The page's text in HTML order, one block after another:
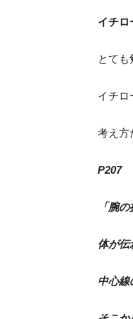
イチロ
とても
イチロ
考え方
P207
「腕
体が伝
中心線